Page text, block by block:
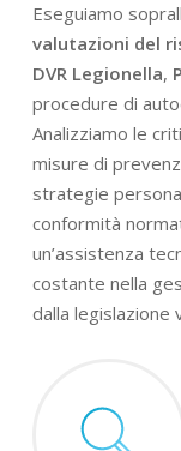
Eseguiamo
valutazioni del
DVR Legionella,
procedure di
Analizziamo le
misure di
strategie
conformità
un’assistenza
costante nella
dalla legislazione